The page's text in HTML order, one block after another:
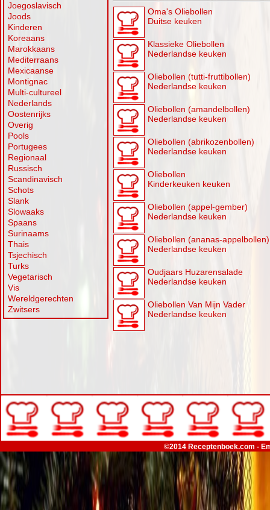
Joegoslavisch
Joods
Kinderen
Koreaans
Marokkaans
Mediterraans
Mexicaanse
Montignac
Multi-cultureel
Nederlands
Oostenrijks
Overig
Pools
Portugees
Regionaal
Russisch
Scandinavisch
Schots
Slank
Slowaaks
Spaans
Surinaams
Thais
Tsjechisch
Turks
Vegetarisch
Vis
Wereldgerechten
Zwitsers
Oma's Oliebollen
Duitse keuken
Klassieke Oliebollen
Nederlandse keuken
Oliebollen (tutti-fruttibollen)
Nederlandse keuken
Oliebollen (amandelbollen)
Nederlandse keuken
Oliebollen (abrikozenbollen)
Nederlandse keuken
Oliebollen
Kinderkeuken keuken
Oliebollen (appel-gember)
Nederlandse keuken
Oliebollen (ananas-appelbollen)
Nederlandse keuken
Oudjaars Huzarensalade
Nederlandse keuken
Oliebollen Van Mijn Vader
Nederlandse keuken
©2014 Receptenboek.com -